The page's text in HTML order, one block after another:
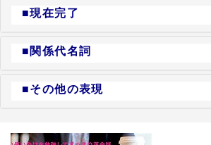
■現在完了
■関係代名詞
■その他の表現